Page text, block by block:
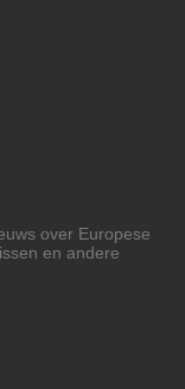
over Europese
en andere